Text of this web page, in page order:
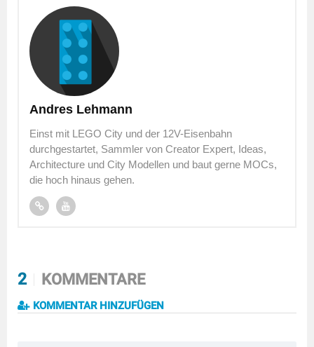
Andres Lehmann
Einst mit LEGO City und der 12V-Eisenbahn
durchgestartet, Sammler von Creator Expert, Ideas,
Architecture und City Modellen und baut gerne MOCs,
die hoch hinaus gehen.
2 KOMMENTARE
KOMMENTAR HINZUFÜGEN